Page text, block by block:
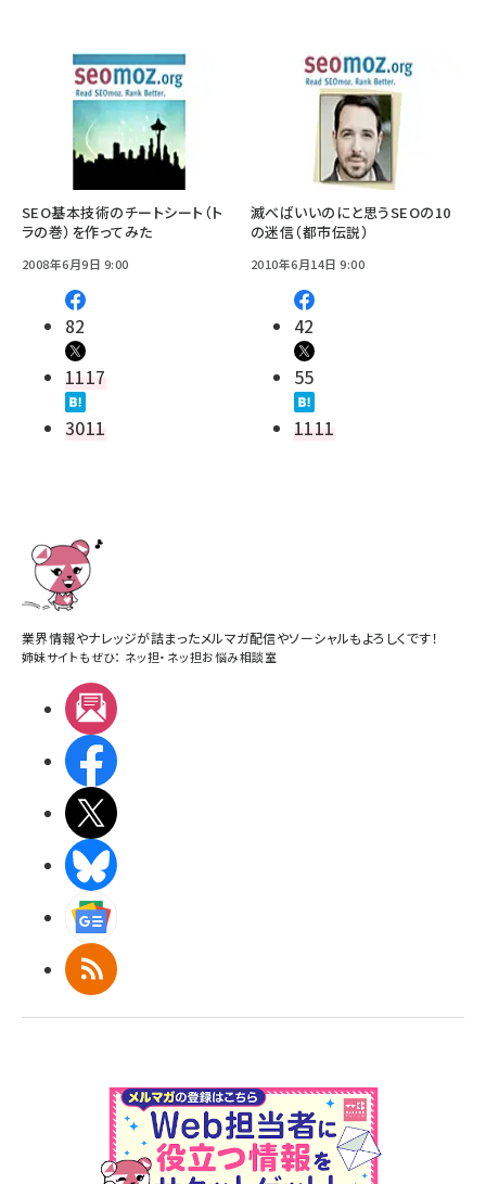
SEO基本技術のチートシート（ト
ラの巻）を作ってみた
2008年6月9日 9:00
82
1117
3011
滅べばいいのにと思うSEOの10
の迷信（都市伝説）
2010年6月14日 9:00
42
55
1111
業界情報やナレッジが詰まったメルマガ配信やソーシャルもよろしくです！
姉妹サイトもぜひ： ネッ担・ ネッ担お悩み相談室
RSS